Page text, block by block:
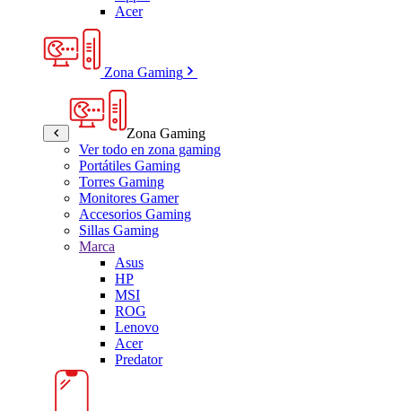
Acer
Zona Gaming
Zona Gaming
Ver todo en zona gaming
Portátiles Gaming
Torres Gaming
Monitores Gamer
Accesorios Gaming
Sillas Gaming
Marca
Asus
HP
MSI
ROG
Lenovo
Acer
Predator